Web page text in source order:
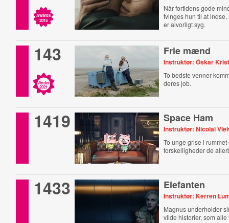
Awards
2015
Når fortidens gode
tvinges hun til at
er alvorligt syg.
143
Vinder
2021
Frie mænd
Instruktør: Óskar
To bedste venner
deres job.
1419 Space Ham
Instruktør: Nicolai
To unge grise i
forskelligheder de
1433 Elefanten
Instruktør: Kerren
Magnus underholder
vilde historier, som